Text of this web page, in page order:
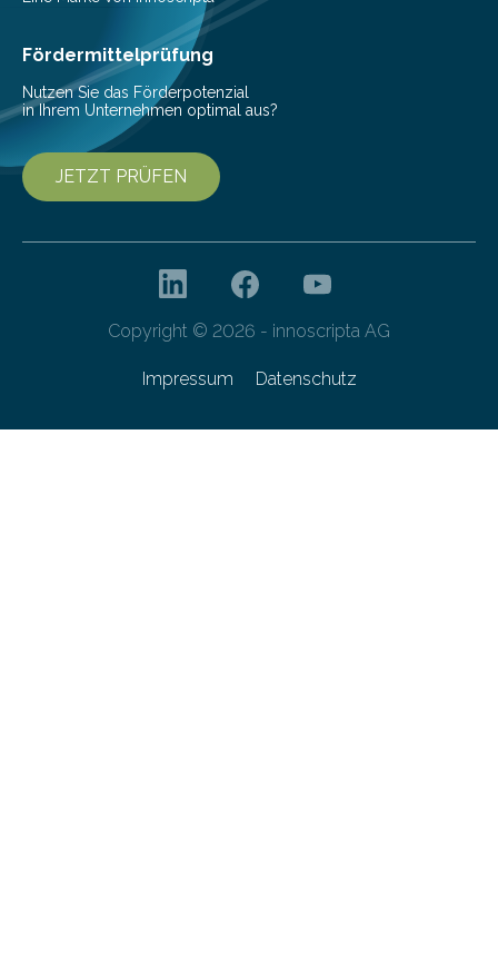
Fördermittelprüfung
Nutzen Sie das Förderpotenzial
in Ihrem Unternehmen optimal aus?
JETZT PRÜFEN
Copyright © 2026 - innoscripta AG
Impressum Datenschutz